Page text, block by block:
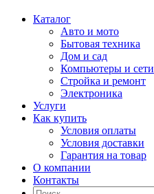
Каталог
Авто и мото
Бытовая техника
Дом и сад
Компьютеры и сети
Стройка и ремонт
Электроника
Услуги
Как купить
Условия оплаты
Условия доставки
Гарантия на товар
О компании
Контакты